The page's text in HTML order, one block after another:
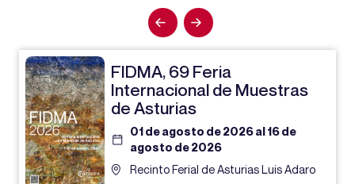
FIDMA, 69 Feria
Internacional de Muestras
de Asturias
01 de agosto de 2026 al 16 de
agosto de 2026
Recinto Ferial de Asturias Luis Adaro